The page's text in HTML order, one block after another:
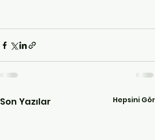
Son Yazılar Hepsini Gör